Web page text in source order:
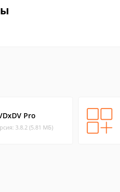
Pro
3.8.2 (5.81 МБ)